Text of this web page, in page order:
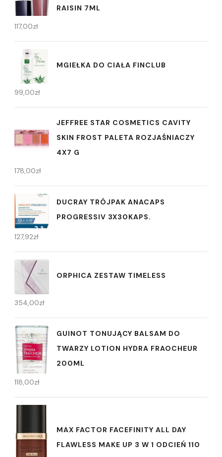
RAISIN 7ML
117,00zł
MGIEŁKA DO CIAŁA FINCLUB
99,00zł
JEFFREE STAR COSMETICS CAVITY
SKIN FROST PALETA ROZJAŚNIACZY
4X7 G
178,00zł
DUCRAY TRÓJPAK ANACAPS
PROGRESSIV 3X30KAPS.
127,92zł
ORPHICA ZESTAW TIMELESS
354,00zł
GUINOT TONUJĄCY BALSAM DO
TWARZY LOTION HYDRA FRAOCHEUR
200ML
118,00zł
MAX FACTOR FACEFINITY ALL DAY
FLAWLESS MAKE UP 3 W 1 ODCIEŃ 110